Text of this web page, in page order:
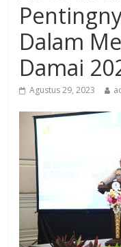
Dalam
Damai
Agustus 29, 2023